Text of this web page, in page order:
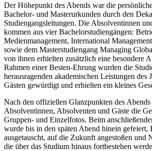
Der Höhepunkt des Abends war die
Bachelor- und Masterurkunden durch den
Studiengangsleitungen. Die Absolventinnen
kommen aus vier Bachelorstudiengängen:
Medienmanagement, International
sowie dem Masterstudiengang Managing
von ihnen erhielten zusätzlich eine besondere
Rahmen einer Besten-Ehrung wurden die
herausragenden akademischen Leistungen des
Gästen gewürdigt und erhielten ein kleines
Nach den offiziellen Glanzpunkten des Abends
Absolventinnen, Absolventen und Gäste die
Gruppen- und Einzelfotos. Beim
wurde bis in den späten Abend hinein gefeiert,
ausgetauscht, auf die Zukunft angestoßen und
die über das Studium hinaus fortbestehen